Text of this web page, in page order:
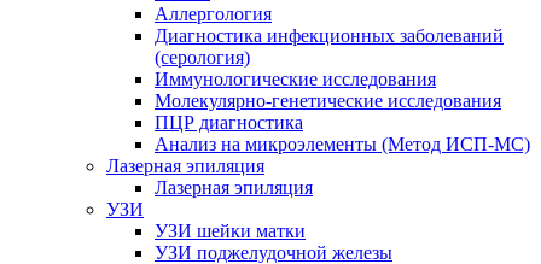
Аллергология
Диагностика инфекционных заболеваний
(серология)
Иммунологические исследования
Молекулярно-генетические исследования
ПЦР диагностика
Анализ на микроэлементы (Метод ИСП-МС)
Лазерная эпиляция
Лазерная эпиляция
УЗИ
УЗИ шейки матки
УЗИ поджелудочной железы